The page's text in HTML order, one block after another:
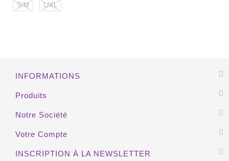
HORS STOCK
HORS STOCK
S/M L/XL
INFORMATIONS
Produits
Notre Société
Votre Compte
INSCRIPTION À LA NEWSLETTER